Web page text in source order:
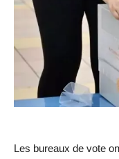
Les bureaux de vote